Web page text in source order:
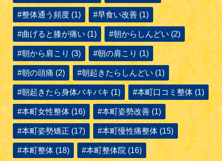
#整体通う頻度 (1) #早食い改善 (1)
#曲げると膝が痛い (1) #朝からしんどい (2)
#朝から肩こり (3) #朝の肩こり (1)
#朝の頭痛 (2) #朝起きたらしんどい (1)
#朝起きたら身体バキバキ (1) #本町口コミ整体 (1)
#本町女性整体 (16) #本町姿勢改善 (1)
#本町姿勢矯正 (17) #本町慢性痛整体 (15)
#本町整体 (18) #本町整体院 (16)